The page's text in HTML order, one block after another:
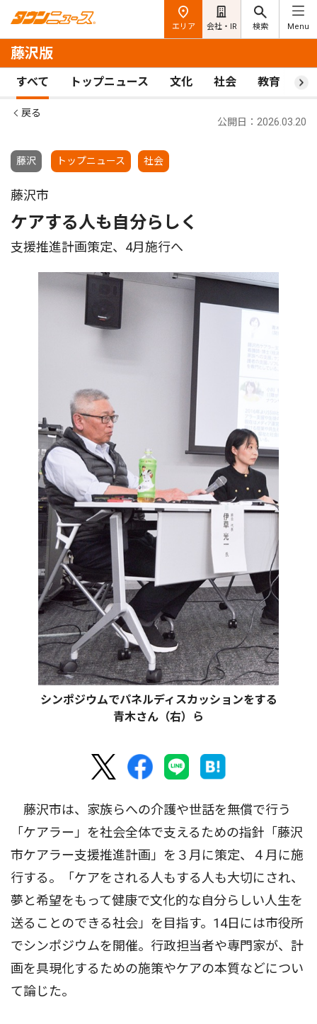
エリア 会社・IR 検索 Menu
藤沢版
すべて トップニュース 文化 社会 教育 ス
戻る
藤沢 トップニュース 社会
公開日：2026.03.20
藤沢市
ケアする人も自分らしく
支援推進計画策定、4月施行へ
シンポジウムでパネルディスカッションをする
青木さん（右）ら
藤沢市は、家族らへの介護や世話を無償で行う
「ケアラー」を社会全体で支えるための指針「藤沢
市ケアラー支援推進計画」を３月に策定、４月に施
行する。「ケアをされる人もする人も大切にされ、
夢と希望をもって健康で文化的な自分らしい人生を
送ることのできる社会」を目指す。14日には市役所
でシンポジウムを開催。行政担当者や専門家が、計
画を具現化するための施策やケアの本質などについ
て論じた。